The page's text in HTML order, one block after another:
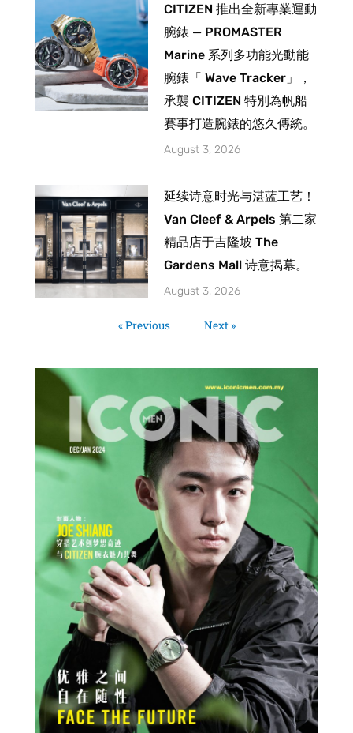
CITIZEN 推出全新專業運動
腕錶 — PROMASTER
Marine 系列多功能光動能
腕錶「 Wave Tracker」，
承襲 CITIZEN 特別為帆船
賽事打造腕錶的悠久傳統。
August 3, 2026
延续诗意时光与湛蓝工艺！
Van Cleef & Arpels 第二家
精品店于吉隆坡 The
Gardens Mall 诗意揭幕。
August 3, 2026
« Previous Next »